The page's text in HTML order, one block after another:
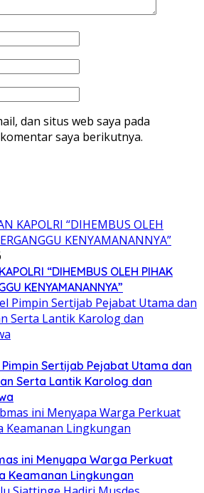
dan situs web saya pada
saya berikutnya.
“DIHEMBUS OLEH PIHAK
KENYAMANANNYA”
Sertijab Pejabat Utama dan
Serta Lantik Karolog dan
ini Menyapa Warga Perkuat
Keamanan Lingkungan